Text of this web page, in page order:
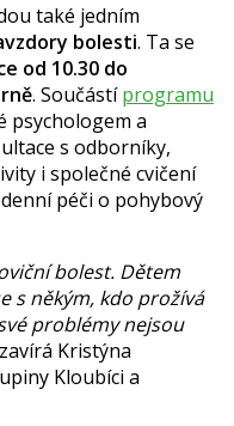
také jedním
bolesti. Ta se
od 10.30 do
. Součástíprogramu
psychologem a
s odborníky,
i společné cvičení
péči o pohybový
bolest. Dětem
s někým, kdo prožívá
problémy nejsou
Kristýna
Kloubíci a